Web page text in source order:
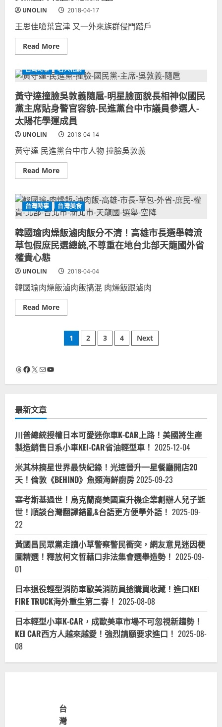
武
尤
達
大
師！
資
學
家
懂
GOOGLE
修
一
子！
賠
錢
選
舉！
本
土
清
廉、
打
臉
國
黨
汙
腐
敗
賄
選！
綠
營
內
鬨，
凸
顯
藍
營
UNOLIN 2018-04-17
王思佳嗆葉宜津 又一外來族群侵門踏戶
Read MoreRead
more
思
佳
聲
葉
宜
津-
注
符
國
語
特
權-
汙
歧
視
台
語
客
家
原
住
語-
藝
人
反
進
黨
委-
民
系
台灣時事 名人花絮
黃守達撞臉吳敦義隨扈-明星臉面貌長相神似國民
黨主席貼身警官容貌-民進黨台中市議員參選人-
太陽花學運成員
UNOLIN 2018-04-14
黃守達 民進黨台中市人物 撞臉吳敦義
Read MoreRead
more
守
達
撞
臉
敦
義
隨
星
臉
貌
相
神
似
民
主
容
台
市
議
員
參
選
人-
太
陽
花
學
運
成
員
台灣時事 台灣美食
韓國瑜肉燥飯滷肉飯分不清！高雄市長選舉韓流
草包假庶民選總統,不尊重在地台北部天龍國外省
權貴心態
UNOLIN 2018-04-04
韓國瑜肉燥飯滷肉飯搞混 肉燥飯跟滷肉
Read MoreRead
more
肉
飯
雄
長
選
舉
韓
流
草
包
假
庶
民
選
總
統,
重
在
地
台
北
天
龍
國
外
省
權
貴
心
態
文
分
1 2 3 4 Next
Threads
Facebook
X 電子郵件YouTube
最新文章
川普總統授權日本可愛迷你車K-CAR上路！美國將生產
製造銷售日系小車KEI-CAR省油輕型車！ 2025-12-04
米其林摘星世界最快紀錄！光速晉升一星餐廳開店20
天！倫敦《BEHIND》魚類海鮮廚房2025-09-23
塞考斯基過世！烏克蘭裔美國直升機企業創辦人兒子逝
世！順談台灣翻譯錯亂&台語更方便學外語！ 2025-09-
22
黃國昌民眾黨走讀小草警察警民衝突，網友意見迷因梗
圖精選！釋放柯文哲藉口非法集會選舉造勢！ 2025-09-
01
日本退役輕型消防車歐美消防員搶購買收藏！進口KEI
FIRE TRUCK海外重生第二春！ 2025-08-08
日本輕型小車K-CAR，成歐美車市場不可忽視新趨勢！
KEI CAR西方人越來越愛！強烈請願要求進口！ 2025-08-
08
台
灣